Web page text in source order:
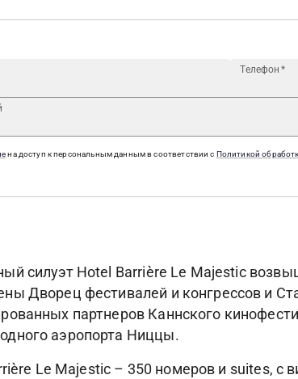
Телефон *
на доступ к персональным данным в соответствии с Политикой
силуэт Hotel Barrière Le Majestic
Дворец фестивалей и конгрессов и
партнеров Каннского
аэропорта Ниццы.
Le Majestic – 350 номеров и suites,